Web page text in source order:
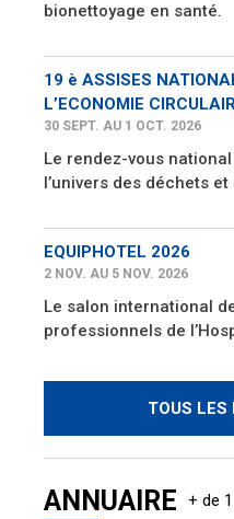
bionettoyage en santé.
19 è ASSISES
L’ECONOMIE
30 SEPT. AU 1 OCT. 2026
Le rendez-vous
l’univers des déchets
EQUIPHOTEL 2026
2 NOV. AU 5 NOV. 2026
Le salon international
professionnels de
TOUS LES
ANNUAIRE